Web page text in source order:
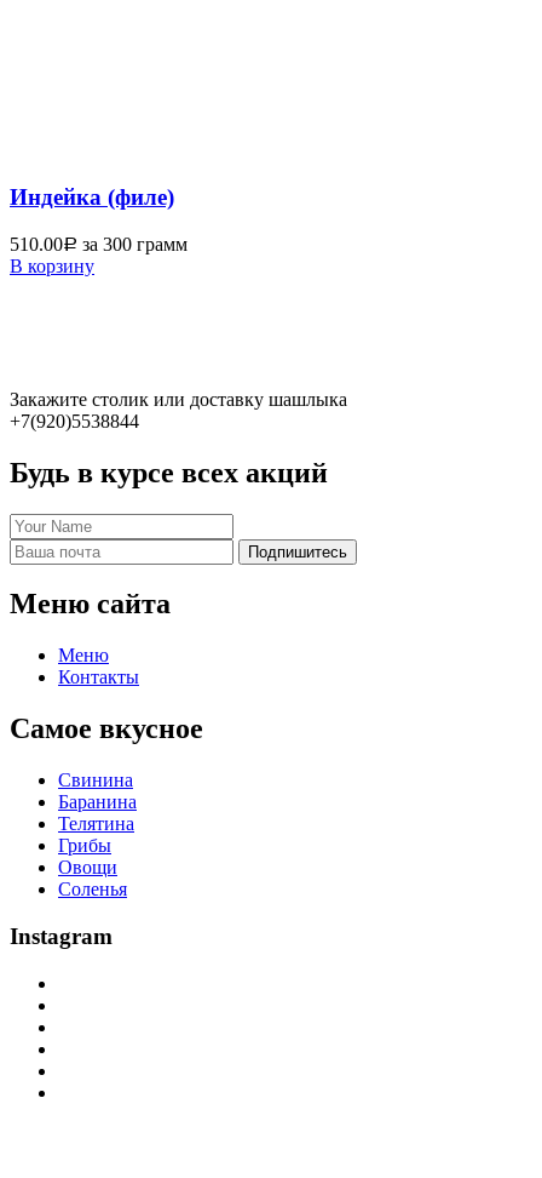
Индейка (филе)
510.00Р за 300 грамм
В корзину
Закажите столик или доставку шашлыка
+7(920)5538844
Будь в курсе всех акций
Подпишитесь
Меню сайта
Меню
Контакты
Самое вкусное
Свинина
Баранина
Телятина
Грибы
Овощи
Соленья
Instagram